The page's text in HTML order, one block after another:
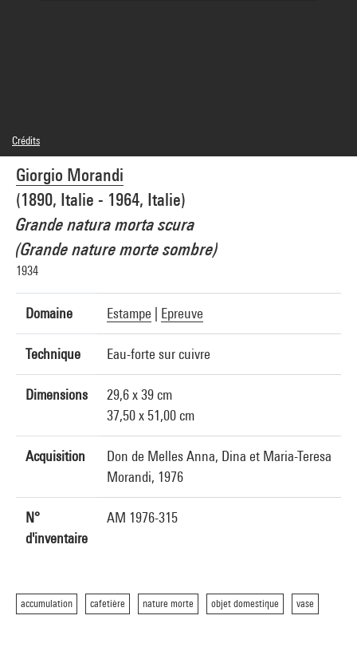
Giorgio Morandi
(1890, Italie - 1964, Italie)
Grande natura morta scura
(Grande nature morte sombre)
1934
Domaine Estampe Epreuve
Technique Eau-forte sur cuivre
Dimensions
29,6 x 39 cm
37,50 x 51,00 cm
Acquisition
Don de Melles Anna, Dina et Maria-Teresa
Morandi, 1976
N°
d'inventaire
AM 1976-315
accumulation cafetière nature morte objet domestique vase
Crédits
© Adagp, Paris
Crédit photographique : Centre Pompidou, MNAM-CCI/Audrey Laurans/Dist.
GrandPalaisRmn
Réf. image : 4N84960
Diffusion image :GrandPalaisRmnPhoto